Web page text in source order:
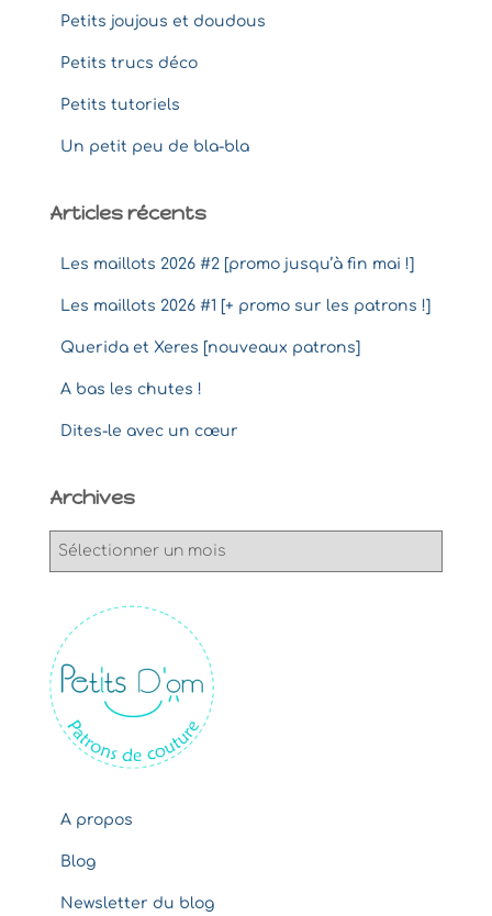
Petits joujous et doudous
Petits trucs déco
Petits tutoriels
Un petit peu de bla-bla
Articles récents
Les maillots 2026 #2 [promo jusqu’à fin mai !]
Les maillots 2026 #1 [+ promo sur les patrons !]
Querida et Xeres [nouveaux patrons]
A bas les chutes !
Dites-le avec un cœur
Archives
v
e
s
A propos
Blog
Newsletter du blog